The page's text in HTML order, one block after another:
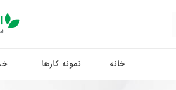
خانه نمونه کارها